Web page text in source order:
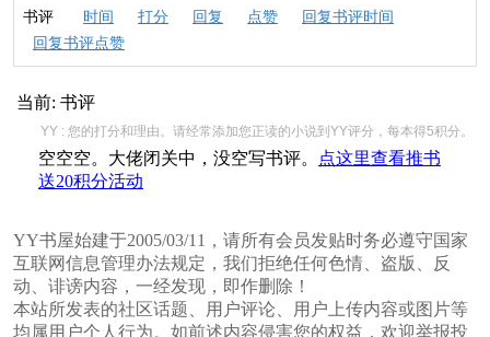
书评 时间 打分 回复 点赞
回复书评时间
回复书评点赞
当前: 书评
YY : 您的打分和理由。请经常添加您正读的小说到YY评分，每本得5积分。
空空空。大佬闭关中，没空写书评。
点这里查看推书
送20积分活动
YY书屋始建于2005/03/11，请所有会员发贴时务必遵守国家
互联网信息管理办法规定，我们拒绝任何色情、盗版、反
动、诽谤内容，一经发现，即作删除！
本站所发表的社区话题、用户评论、用户上传内容或图片等
均属用户个人行为。如前述内容侵害您的权益，欢迎举报投